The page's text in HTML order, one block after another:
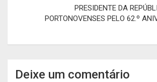
PRESIDENTE DA
PORTONOVENSES PELO 62.º
Deixe um comentário